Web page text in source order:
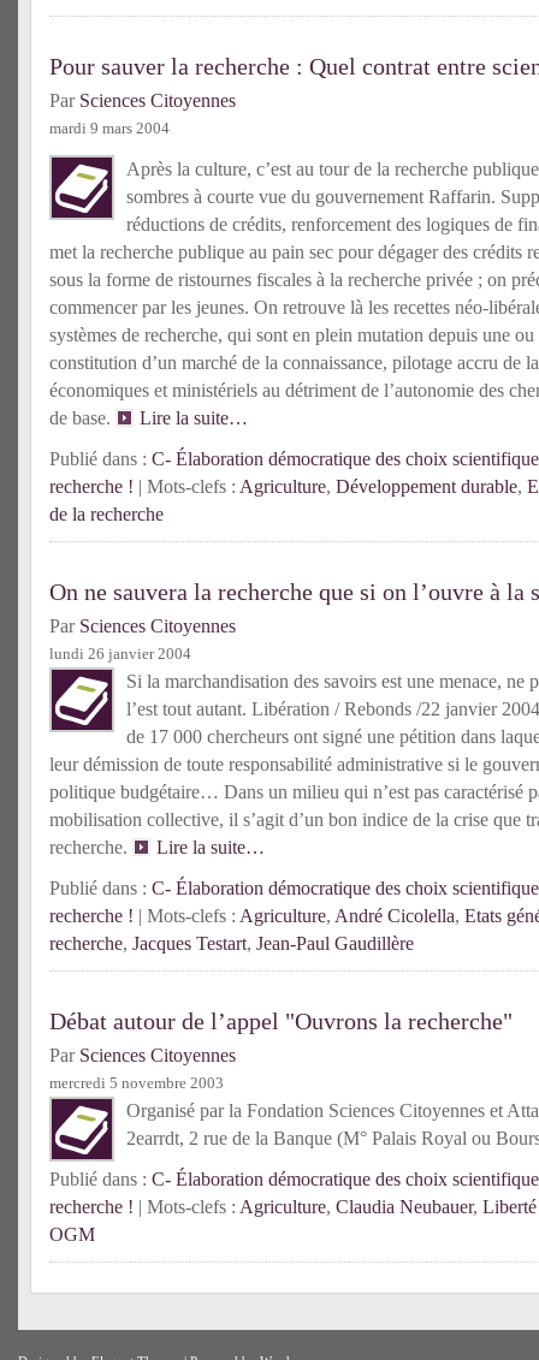
Pour sauver la recherche : Quel contrat entre
Par Sciences Citoyennes
mardi 9 mars 2004
Après la culture, c’est au tour de la recherche
sombres à courte vue du gouvernement Raffarin.
réductions de crédits, renforcement des logiques de
met la recherche publique au pain sec pour dégager des crédits
sous la forme de ristournes fiscales à la recherche privée ; on
commencer par les jeunes. On retrouve là les recettes néo-
systèmes de recherche, qui sont en plein mutation depuis une
constitution d’un marché de la connaissance, pilotage accru de
économiques et ministériels au détriment de l’autonomie des
de base.
Lire la suite…
Publié dans : C- Élaboration démocratique des choix
recherche ! | Mots-clefs : Agriculture, Développement durable,
de la recherche
On ne sauvera la recherche que si on l’ouvre à la
Par Sciences Citoyennes
lundi 26 janvier 2004
Si la marchandisation des savoirs est une menace, ne
l’est tout autant. Libération / Rebonds /22 janvier
de 17 000 chercheurs ont signé une pétition dans
leur démission de toute responsabilité administrative si le
politique budgétaire… Dans un milieu qui n’est pas caractérisé
mobilisation collective, il s’agit d’un bon indice de la crise que
recherche.
Lire la suite…
Publié dans : C- Élaboration démocratique des choix
recherche ! | Mots-clefs : Agriculture, André Cicolella, Etats
recherche, Jacques Testart, Jean-Paul Gaudillère
Débat autour de l’appel "Ouvrons la recherche"
Par Sciences Citoyennes
mercredi 5 novembre 2003
Organisé par la Fondation Sciences Citoyennes et
2earrdt, 2 rue de la Banque (M° Palais Royal ou
Publié dans : C- Élaboration démocratique des choix
recherche ! | Mots-clefs : Agriculture, Claudia Neubauer, Liberté
OGM